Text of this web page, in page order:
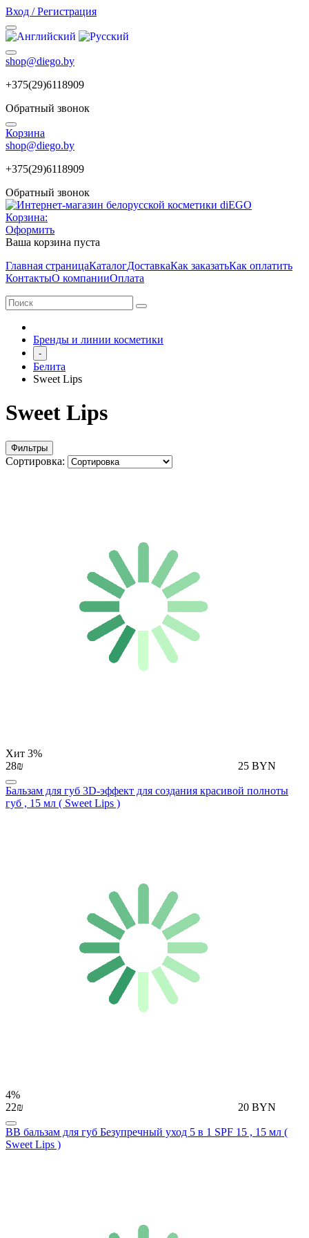
Вход / Регистрация
shop@diego.by
+375(29)6118909
Обратный звонок
Корзина
shop@diego.by
+375(29)6118909
Обратный звонок
Корзина:
Оформить
Ваша корзина пуста
Главная страницаКаталогДоставкаКак заказатьКак оплатить
КонтактыО компанииОплата
Бренды и линии косметики
-
Белита
Sweet Lips
Sweet Lips
Фильтры
Сортировка:
Хит 3%
28₪
25 BYN
Бальзам для губ 3D-эффект для создания красивой полноты
губ , 15 мл ( Sweet Lips )
4%
22₪
20 BYN
BB бальзам для губ Безупречный уход 5 в 1 SPF 15 , 15 мл (
Sweet Lips )